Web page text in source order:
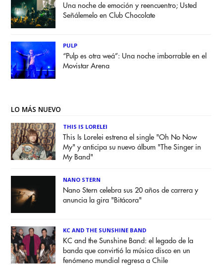
Una noche de emoción y reencuentro; Usted
Señálemelo en Club Chocolate
PULP
“Pulp es otra weá”: Una noche imborrable en el
Movistar Arena
LO MÁS NUEVO
THIS IS LORELEI
This Is Lorelei estrena el single "Oh No Now
My" y anticipa su nuevo álbum "The Singer in
My Band"
NANO STERN
Nano Stern celebra sus 20 años de carrera y
anuncia la gira "Bitácora"
KC AND THE SUNSHINE BAND
KC and the Sunshine Band: el legado de la
banda que convirtió la música disco en un
fenómeno mundial regresa a Chile